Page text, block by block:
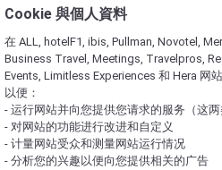
Cookie 與個人資料
在 ALL, hotelF1, ibis, Pullman, Novotel,
Business Travel, Meetings, Travelpros,
Events, Limitless Experiences 和 Hera 网站
以便：
- 运行网站并向您提供您请求的服务（这两
- 对网站的功能进行改进和自定义
- 计量网站受众和测量网站运行情况
- 分析您的兴趣以便向您提供相关的广告